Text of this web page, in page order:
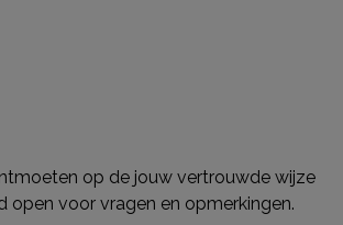
op de jouw vertrouwde wijze
open voor vragen en opmerkingen.